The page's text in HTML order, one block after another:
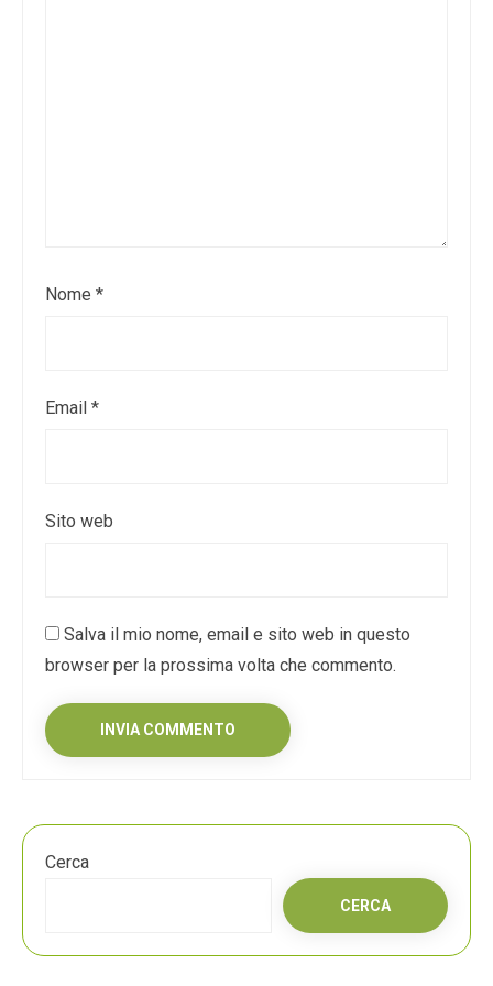
Nome *
Email *
Sito web
Salva il mio nome, email e sito web in questo
browser per la prossima volta che commento.
Cerca
CERCA